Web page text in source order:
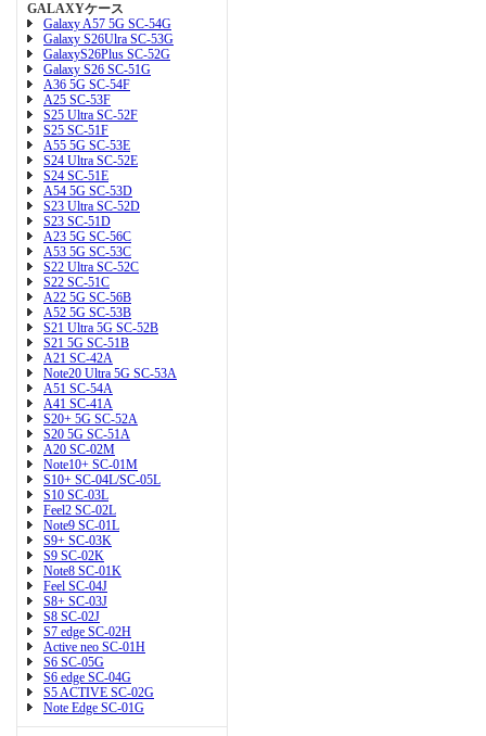
GALAXYケース
Galaxy A57 5G SC-54G
Galaxy S26Ulra SC-53G
GalaxyS26Plus SC-52G
Galaxy S26 SC-51G
A36 5G SC-54F
A25 SC-53F
S25 Ultra SC-52F
S25 SC-51F
A55 5G SC-53E
S24 Ultra SC-52E
S24 SC-51E
A54 5G SC-53D
S23 Ultra SC-52D
S23 SC-51D
A23 5G SC-56C
A53 5G SC-53C
S22 Ultra SC-52C
S22 SC-51C
A22 5G SC-56B
A52 5G SC-53B
S21 Ultra 5G SC-52B
S21 5G SC-51B
A21 SC-42A
Note20 Ultra 5G SC-53A
A51 SC-54A
A41 SC-41A
S20+ 5G SC-52A
S20 5G SC-51A
A20 SC-02M
Note10+ SC-01M
S10+ SC-04L/SC-05L
S10 SC-03L
Feel2 SC-02L
Note9 SC-01L
S9+ SC-03K
S9 SC-02K
Note8 SC-01K
Feel SC-04J
S8+ SC-03J
S8 SC-02J
S7 edge SC-02H
Active neo SC-01H
S6 SC-05G
S6 edge SC-04G
S5 ACTIVE SC-02G
Note Edge SC-01G